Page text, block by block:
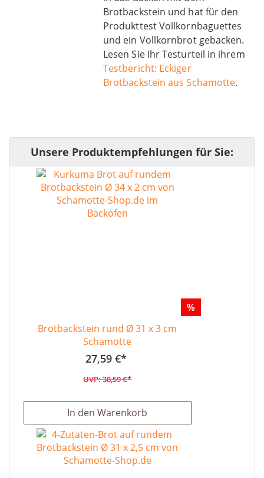
Brotbackstein und hat für den
Produkttest Vollkornbaguettes
und ein Vollkornbrot gebacken.
Lesen Sie Ihr Testurteil in ihrem
Testbericht: Eckiger
Brotbackstein aus Schamotte.
Unsere Produktempfehlungen für Sie:
%
Brotbackstein rund Ø 31 x 3 cm
Schamotte
27,59 €
38,59 €
In den Warenkorb